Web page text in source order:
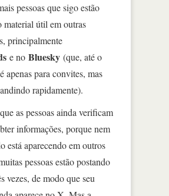
pessoas que sigo estão
material útil em outras
principalmente
e no Bluesky (que, até o
apenas para convites, mas
rapidamente).
as pessoas ainda verificam
informações, porque nem
está aparecendo em outros
pessoas estão postando
vezes, de modo que seu